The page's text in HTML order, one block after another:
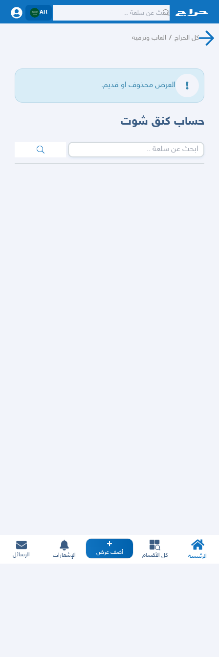
AR
كل الحراج / العاب وترفيه
العرض محذوف او قديم.
حساب كنق شوت
الرئيسية كل الأقسام أضف عرض الإشعارات الرسائل